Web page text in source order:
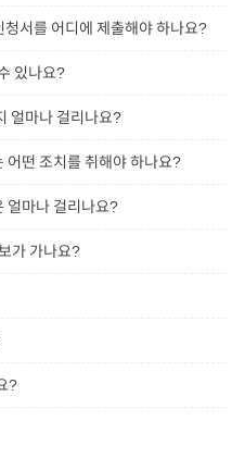
서를 어디에 제출해야 하나요?
있나요?
얼마나 걸리나요?
어떤 조치를 취해야 하나요?
얼마나 걸리나요?
가 가나요?
?